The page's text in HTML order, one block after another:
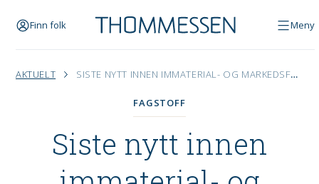
Finn folk Meny
AKTUELT SISTE NYTT INNEN IMMATERIAL- OG MARKEDSFØRINGSRETT (NOVEMBER OG DESEMBER 2024)
FAGSTOFF
Siste nytt innen